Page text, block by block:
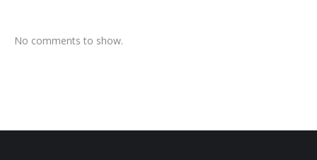
No comments to show.